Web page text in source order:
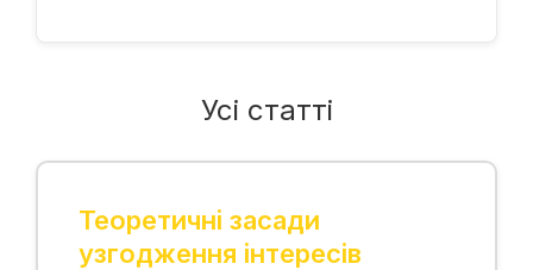
Усі статті
Теоретичні засади
узгодження інтересів